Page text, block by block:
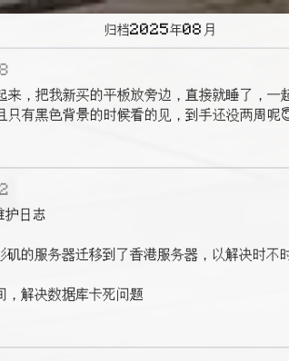
归档2025年08月
来，把我新买的平板放旁边，直接就睡了，一
只有黑色背景的时候看的见，到手还没两周呢
日志
矶的服务器迁移到了香港服务器，以解决时不
，解决数据库卡死问题